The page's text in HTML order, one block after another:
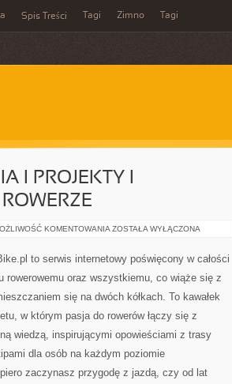
Spis Treści Tagi Zimno Tagi
I PROJEKTY I
KOMENTOWANIA ROWEROWE
PROJEKTY
I
NA
ZOSTAŁA WYŁĄCZONA
to serwis internetowy poświęcony w całości
rowerowemu oraz wszystkiemu, co wiąże się z
się na dwóch kółkach. To kawałek
w którym pasja do rowerów łączy się z
wiedzą, inspirującymi opowieściami z trasy
dla osób na każdym poziomie
zaczynasz przygodę z jazdą, czy od lat